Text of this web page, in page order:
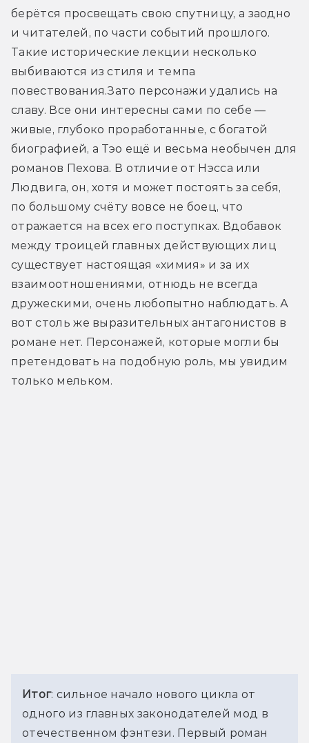
берётся просвещать свою спутницу, а заодно
и читателей, по части событий прошлого.
Такие исторические лекции несколько
выбиваются из стиля и темпа
повествования.Зато персонажи удались на
славу. Все они интересны сами по себе —
живые, глубоко проработанные, с богатой
биографией, а Тэо ещё и весьма необычен для
романов Пехова. В отличие от Нэсса или
Людвига, он, хотя и может постоять за себя,
по большому счёту вовсе не боец, что
отражается на всех его поступках. Вдобавок
между троицей главных действующих лиц
существует настоящая «химия» и за их
взаимоотношениями, отнюдь не всегда
дружескими, очень любопытно наблюдать. А
вот столь же выразительных антагонистов в
романе нет. Персонажей, которые могли бы
претендовать на подобную роль, мы увидим
только мельком.
Итог: сильное начало нового цикла от
одного из главных законодателей мод в
отечественном фэнтези. Первый роман